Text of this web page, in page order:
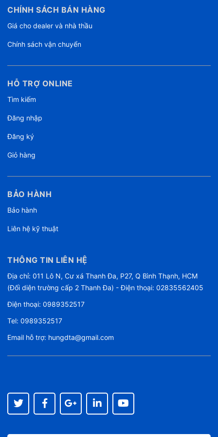
CHÍNH SÁCH BÁN HÀNG
Giá cho dealer và nhà thầu
Chính sách vận chuyển
HỖ TRỢ ONLINE
Tìm kiếm
Đăng nhập
Đăng ký
Giỏ hàng
BẢO HÀNH
Bảo hành
Liên hệ kỹ thuật
THÔNG TIN LIÊN HỆ
Địa chỉ: 011 Lô N, Cư xá Thanh Đa, P27, Q Bình Thạnh, HCM
(Đối diện trường cấp 2 Thanh Đa) - Điện thoại: 02835562405
Điện thoại: 0989352517
Tel: 0989352517
Email hỗ trợ: hungdta@gmail.com